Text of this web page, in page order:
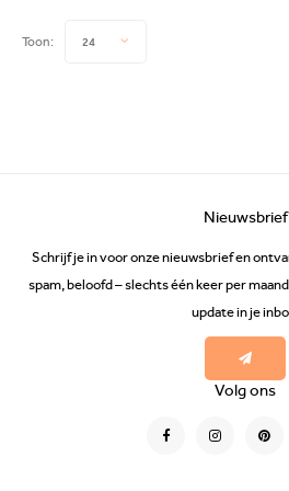
Toon: 24
Nieuwsbrief
Schrijf je in voor onze nieuwsbrief en
spam, beloofd – slechts één keer per
update in je
Volg ons